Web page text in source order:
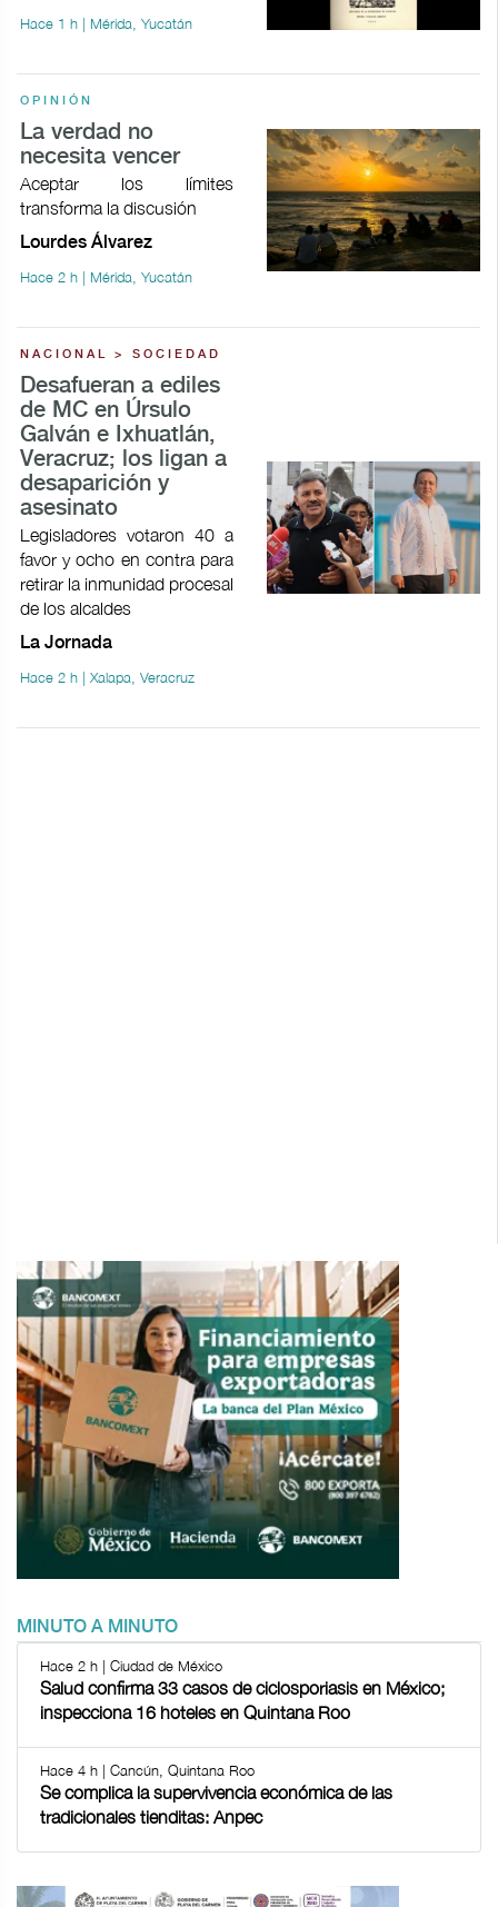
Hace 1 h | Mérida, Yucatán
OPINIÓN
La verdad no
necesita vencer
Aceptar los límites
transforma la discusión
Lourdes Álvarez
Hace 2 h | Mérida, Yucatán
NACIONAL > SOCIEDAD
Desafueran a ediles
de MC en Úrsulo
Galván e Ixhuatlán,
Veracruz; los ligan a
desaparición y
asesinato
Legisladores votaron 40 a
favor y ocho en contra para
retirar la inmunidad procesal
de los alcaldes
La Jornada
Hace 2 h | Xalapa, Veracruz
MINUTO A MINUTO
Hace 2 h | Ciudad de México
Salud confirma 33 casos de ciclosporiasis en México;
inspecciona 16 hoteles en Quintana Roo
Hace 4 h | Cancún, Quintana Roo
Se complica la supervivencia económica de las
tradicionales tienditas: Anpec